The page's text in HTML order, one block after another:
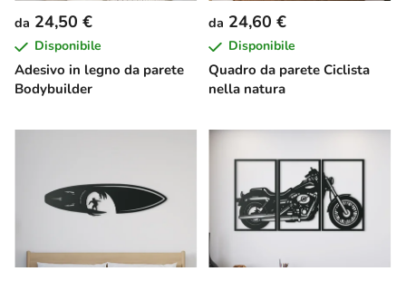
Adesivo in legno da parete
Bodybuilder
da 24,50 €
Disponibile
Quadro da parete Ciclista
nella natura
da 24,60 €
Disponibile